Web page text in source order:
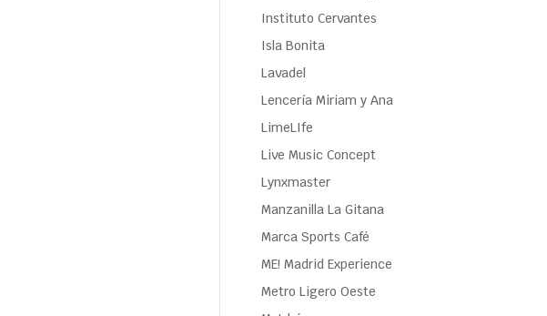
Instituto Cervantes
Isla Bonita
Lavadel
Lencería Miriam y Ana
LimeLIfe
Live Music Concept
Lynxmaster
Manzanilla La Gitana
Marca Sports Café
ME! Madrid Experience
Metro Ligero Oeste